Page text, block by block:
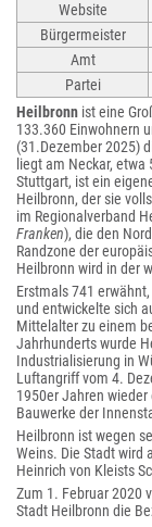
Website
Bürgermeister
Amt
Partei
Heilbronn ist eine
133.360 Einwohnern
(31.Dezember 2025)
liegt am Neckar,
Stuttgart, ist ein
Heilbronn, der sie
im Regionalverband
Franken), die den
Randzone der
Heilbronn wird in der
Erstmals 741
und entwickelte sich
Mittelalter zu einem
Jahrhunderts wurde
Industrialisierung in
Luftangriff vom 4.
1950er Jahren
Bauwerke der
Heilbronn ist wegen
Weins. Die Stadt wird
Heinrich von Kleists
Zum 1. Februar 2020
Stadt Heilbronn die